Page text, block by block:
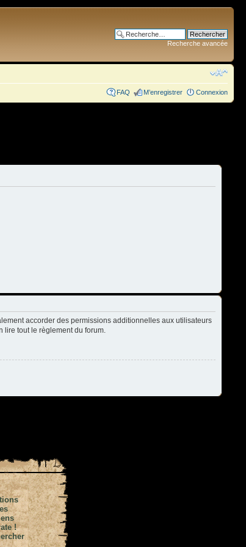
Recherche avancée
FAQ M’enregistrer Connexion
accorder des permissions additionnelles aux utilisateurs
lire tout le règlement du forum.
!